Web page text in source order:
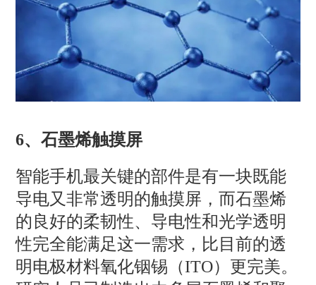
6、石墨烯触摸屏
智能手机最关键的部件是有一块既能
导电又非常透明的触摸屏，而石墨烯
的良好的柔韧性、导电性和光学透明
性完全能满足这一需求，比目前的透
明电极材料氧化铟锡（ITO）更完美。